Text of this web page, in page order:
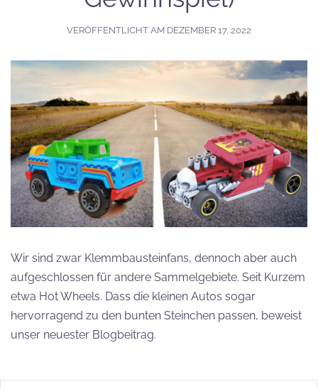
VERÖFFENTLICHT AM DEZEMBER 17, 2022
Wir sind zwar Klemmbausteinfans, dennoch aber auch
aufgeschlossen für andere Sammelgebiete. Seit Kurzem
etwa Hot Wheels. Dass die kleinen Autos sogar
hervorragend zu den bunten Steinchen passen, beweist
unser neuester Blogbeitrag.